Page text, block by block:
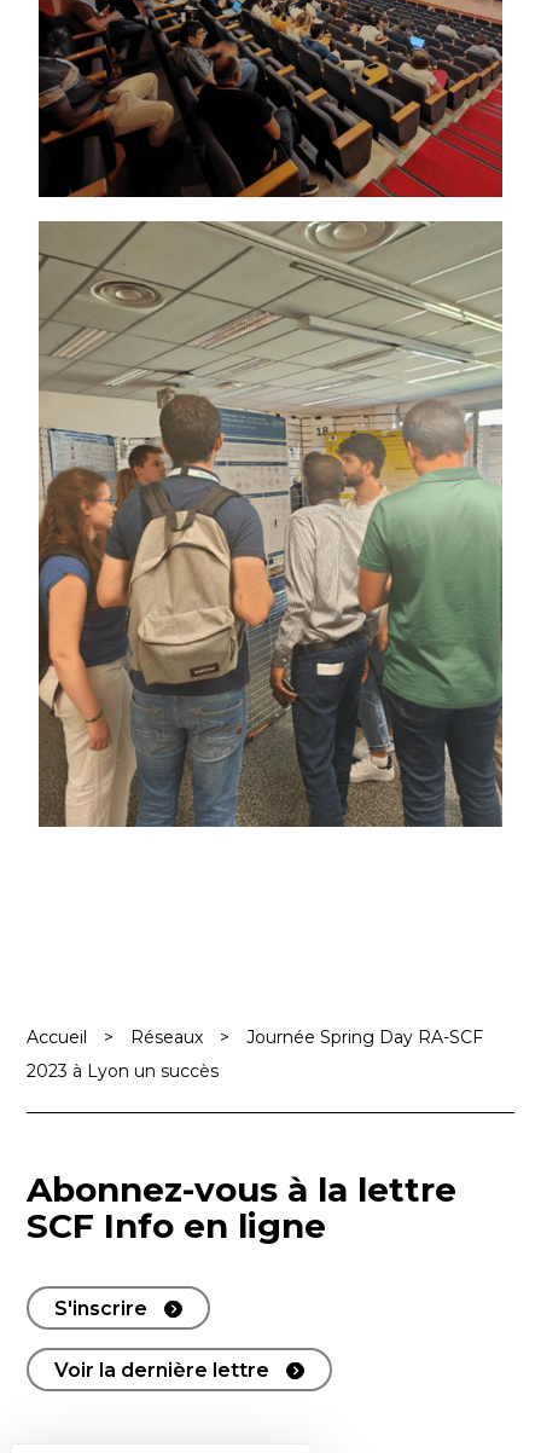
Accueil > Réseaux >
Journée Spring Day RA-SCF
2023 à Lyon un succès
Abonnez-vous à la lettre
SCF Info en ligne
S'inscrire
Voir la dernière lettre